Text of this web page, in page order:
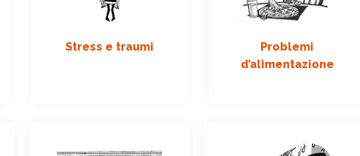
Stress e traumi
Problemi
d’alimentazione